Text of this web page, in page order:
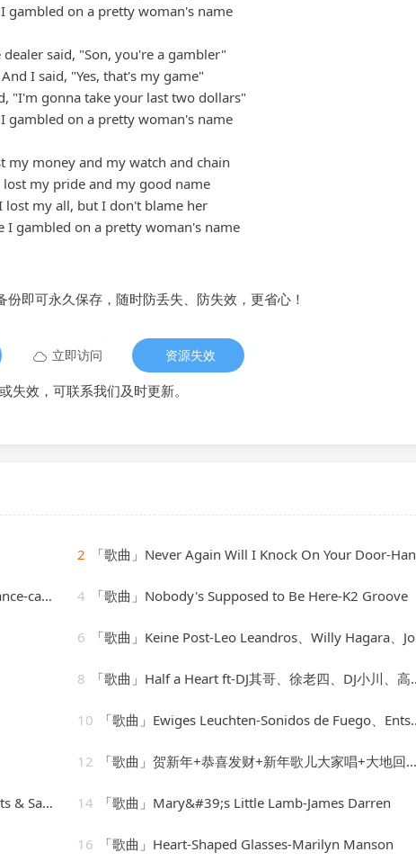
gambled on a pretty woman's name
dealer said, "Son, you're a gambler"
And I said, "Yes, that's my game"
"I'm gonna take your last two dollars"
gambled on a pretty woman's name
my money and my watch and chain
lost my pride and my good name
lost my all, but I don't blame her
I gambled on a pretty woman's name
即可永久保存，随时防丢失、防失效，更省心！
立即访问 资源失效
失效，可联系我们及时更新。
2 「歌曲」Never Again Will I Knock On Your Door-Hank Williams
orchestra 4 「歌曲」Nobody's Supposed to Be Here-K2 Groove
6 「歌曲」Keine Post-Leo Leandros、Willy Hagara、Jost Wöhrmann
8 「歌曲」Half a Heart ft-DJ其哥、徐老四、DJ小川、高士其
10 「歌曲」Ewiges Leuchten-Sonidos de Fuego、Entspannungsmusik、Spa Channel
12 「歌曲」贺新年+恭喜发财+新年歌儿大家唱+大地回春-乔华、吴泓君、陈良泉、卓依婷、庄学忠、李燕萍、罗宾、谢采妘
Str8jackets 14 「歌曲」Mary&#39;s Little Lamb-James Darren
16 「歌曲」Heart-Shaped Glasses-Marilyn Manson